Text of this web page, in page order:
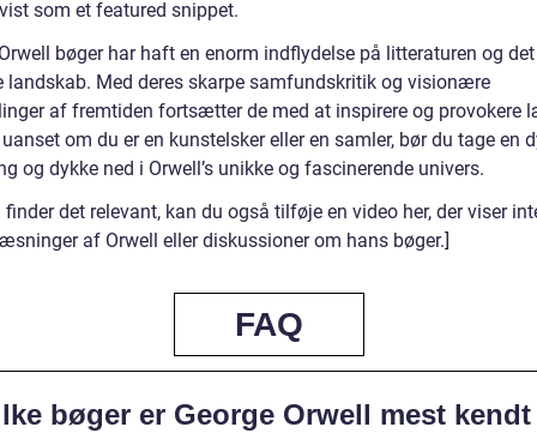
som et featured snippet.
bøger har haft en enorm indflydelse på litteraturen og det
landskab. Med deres skarpe samfundskritik og visionære
af fremtiden fortsætter de med at inspirere og provokere
om du er en kunstelsker eller en samler, bør du tage en
og dykke ned i Orwell’s unikke og fascinerende univers.
finder det relevant, kan du også tilføje en video her, der viser
af Orwell eller diskussioner om hans bøger.]
FAQ
bøger er George Orwell mest kendt